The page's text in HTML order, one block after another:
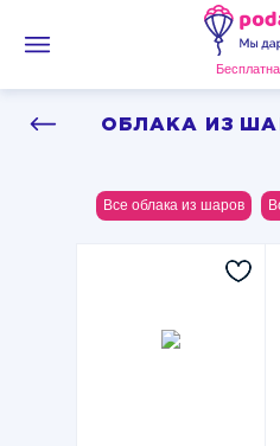
ОБЛАКА ИЗ
Все облака из шаров